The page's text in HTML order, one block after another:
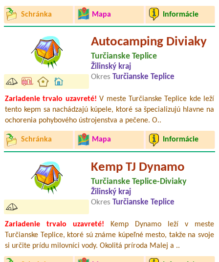
Schránka Mapa Informácie
Autocamping Diviaky
Turčianske Teplice
Žilinský kraj
Okres
Turčianske Teplice
Zariadenie trvalo uzavreté! V meste Turčianske Teplice kde leží
tento kepm sa nachádzajú kúpele, ktoré sa špecializujú hlavne na
ochorenia pohybového ústrojenstva a pečene. O..
Schránka Mapa Informácie
Kemp TJ Dynamo
Turčianske Teplice-Diviaky
Žilinský kraj
Okres
Turčianske Teplice
Zariadenie trvalo uzavreté! Kemp Dynamo leží v meste
Turčianske Teplice, ktoré sú známe kúpeľné mesto, takže na svoje
si určite prídu milovníci vody. Okolitá príroda Malej a ..